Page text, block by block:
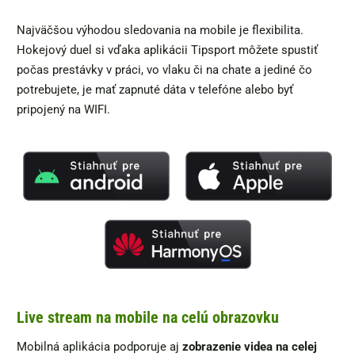
Najväčšou výhodou sledovania na mobile je flexibilita.
Hokejový duel si vďaka aplikácii Tipsport môžete spustiť
počas prestávky v práci, vo vlaku či na chate a jediné čo
potrebujete, je mať zapnuté dáta v telefóne alebo byť
pripojený na WIFI.
Live stream na mobile na celú obrazovku
Mobilná aplikácia podporuje aj zobrazenie videa na celej